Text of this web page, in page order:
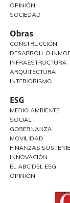
OPINIÓN
SOCIEDAD
Obras
CONSTRUCCIÓN
DESARROLLO
INFRAESTRUCTURA
ARQUITECTURA
INTERIORISMO
ESG
MEDIO AMBIENTE
SOCIAL
GOBERNANZA
MOVILIDAD
FINANZAS
INNOVACIÓN
EL ABC DEL ESG
OPINIÓN